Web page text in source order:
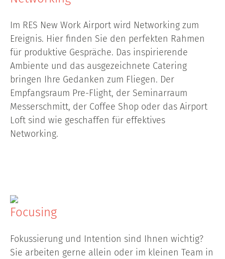
Im RES New Work Airport wird Networking zum
Ereignis. Hier finden Sie den perfekten Rahmen
für produktive Gespräche. Das inspirierende
Ambiente und das ausgezeichnete Catering
bringen Ihre Gedanken zum Fliegen. Der
Empfangsraum Pre-Flight, der Seminarraum
Messerschmitt, der Coffee Shop oder das Airport
Loft sind wie geschaffen für effektives
Networking.
Focusing
Fokussierung und Intention sind Ihnen wichtig?
Sie arbeiten gerne allein oder im kleinen Team in